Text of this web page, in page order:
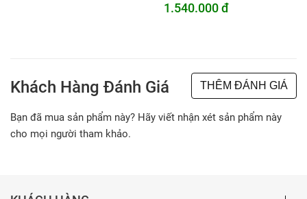
1.540.000 đ
Khách Hàng Đánh Giá THÊM ĐÁNH GIÁ
Bạn đã mua sản phẩm này? Hãy viết nhận xét sản phẩm này
cho mọi người tham khảo.